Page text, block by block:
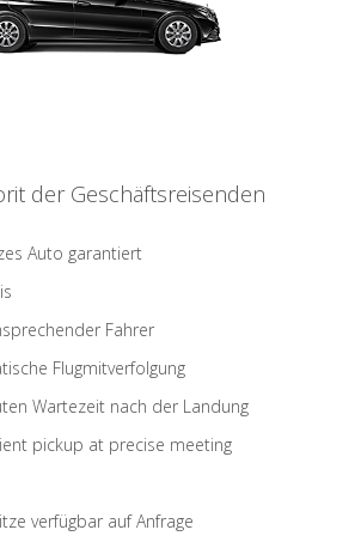
der Geschäftsreisenden
Auto garantiert
Fahrer
Flugmitverfolgung
Wartezeit nach der Landung
pickup at precise meeting
verfügbar auf Anfrage